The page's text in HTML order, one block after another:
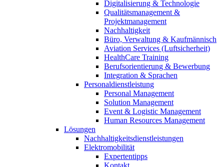
Digitalisierung & Technologie
Qualitätsmanagement &
Projektmanagement
Nachhaltigkeit
Büro, Verwaltung & Kaufmännisch
Aviation Services (Luftsicherheit)
HealthCare Training
Berufsorientierung & Bewerbung
Integration & Sprachen
Personaldienstleistung
Personal Management
Solution Management
Event & Logistic Management
Human Resources Management
Lösungen
Nachhaltigkeitsdienstleistungen
Elektromobilität
Expertentipps
Kontakt